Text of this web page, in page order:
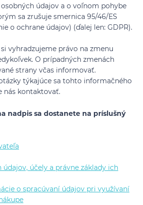
údajov a o voľnom pohybe
sa zrušuje smernica 95/46/ES
o ochrane údajov) (ďalej len: GDPR).
vyhradzujeme právo na zmenu
O prípadných zmenách
strany včas informovať.
týkajúce sa tohto informačného
nás kontaktovať.
nadpis sa dostanete na príslušný
údajov, účely a právne základy ich
o spracúvaní údajov pri využívaní